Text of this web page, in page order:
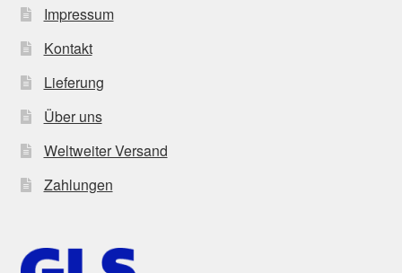
Impressum
Kontakt
Lieferung
Über uns
Weltweiter Versand
Zahlungen